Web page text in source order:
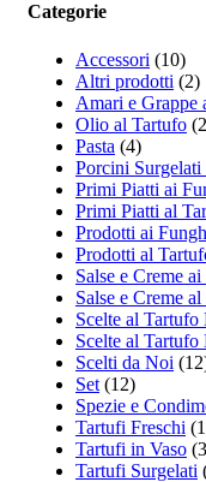
Categorie
Accessori (10)
Altri prodotti (2)
Amari e Grappe
Olio al Tartufo
Pasta (4)
Porcini Surgelati
Primi Piatti ai
Primi Piatti al
Prodotti ai
Prodotti al
Salse e Creme
Salse e Creme
Scelte al Tartufo
Scelte al Tartufo
Scelti da Noi
Set (12)
Spezie e
Tartufi Freschi
Tartufi in Vaso
Tartufi Surgelati